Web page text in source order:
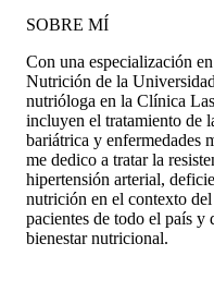
SOBRE MÍ
Con una especialización
Nutrición de la
nutrióloga en la Clínica
incluyen el tratamiento de
bariátrica y enfermedades
me dedico a tratar la
hipertensión arterial,
nutrición en el contexto del
pacientes de todo el país y
bienestar nutricional.